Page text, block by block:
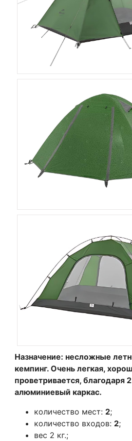
Назначение: несложные
кемпинг. Очень легкая,
проветривается, благодаря
алюминиевый каркас.
количество мест: 2;
количество входов: 2;
вес 2 кг.;